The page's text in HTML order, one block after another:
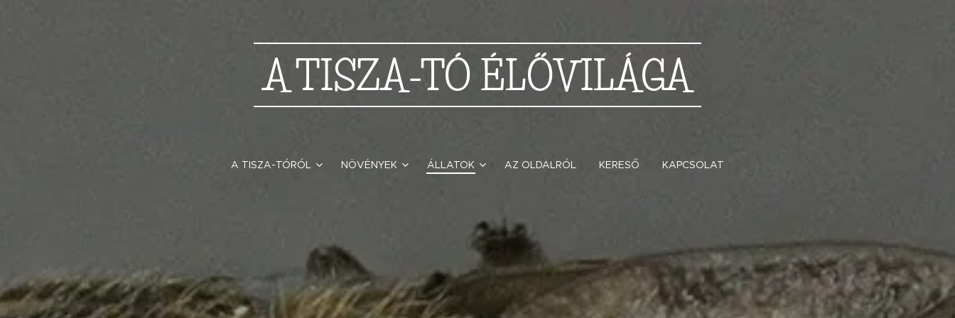
ATISZA-TÓ ÉLŐVILÁGA
A TISZA-TÓRÓL NÖVÉNYEK ÁLLATOK AZ OLDALRÓL KERESŐ KAPCSOLAT